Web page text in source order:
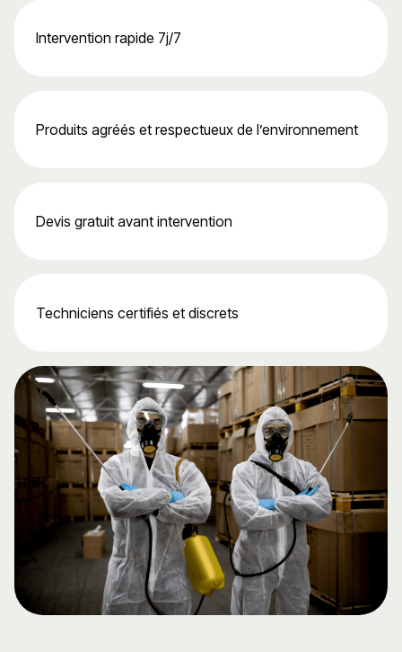
Intervention rapide 7j/7
Produits agréés et respectueux de l’environnement
Devis gratuit avant intervention
Techniciens certifiés et discrets